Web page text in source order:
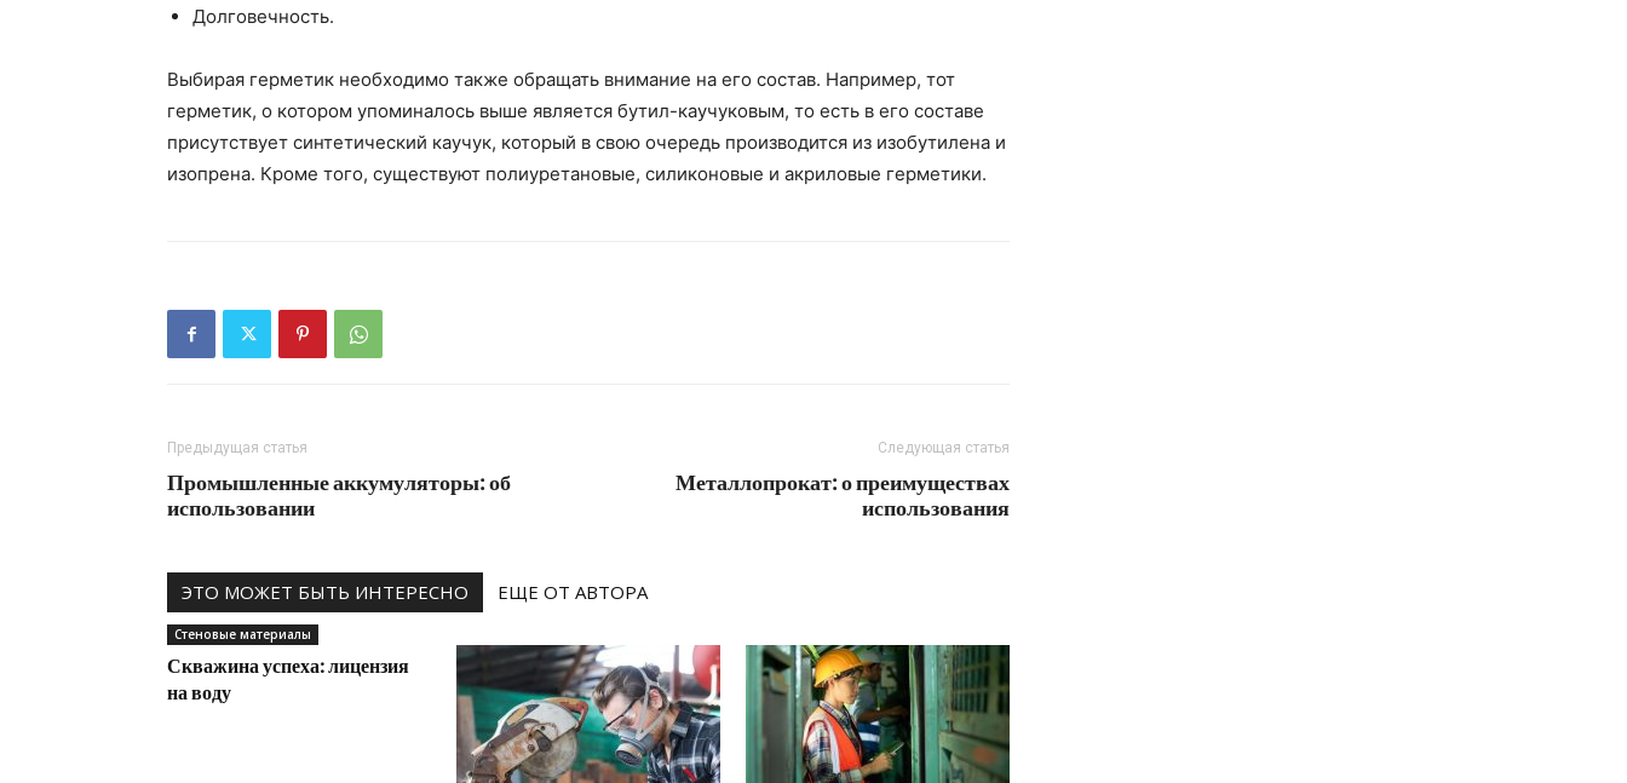
Долговечность.
Выбирая герметик необходимо также обращать внимание на его состав. Например, тот
герметик, о котором упоминалось выше является бутил-каучуковым, то есть в его составе
присутствует синтетический каучук, который в свою очередь производится из изобутилена и
изопрена. Кроме того, существуют полиуретановые, силиконовые и акриловые герметики.
Предыдущая статья
Промышленные аккумуляторы: об
использовании
Следующая статья
Металлопрокат: о преимуществах
использования
ЭТО МОЖЕТ БЫТЬ ИНТЕРЕСНО ЕЩЕ ОТ АВТОРА
Стеновые материалы
Скважина успеха: лицензия
на воду